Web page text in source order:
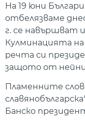
На 19 юни
отбелязваме
г. се навършват
Кулминацията
речта си
защото от
Пламенните
Банско